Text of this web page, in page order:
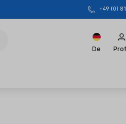
+49 (0)
De